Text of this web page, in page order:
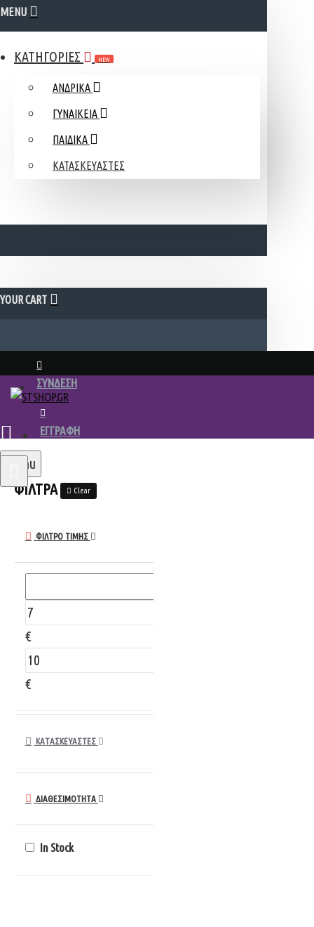
MENU
ΚΑΤΗΓΟΡΙΕΣ NEW
ΑΝΔΡΙΚΑ
ΓΥΝΑΙΚΕΙΑ
ΠΑΙΔΙΚΑ
ΚΑΤΑΣΚΕΥΑΣΤΕΣ
YOUR CART
ΣΥΝΔΕΣΗ
ΕΓΓΡΑΦΗ
Menu
ΦΙΛΤΡΑ Clear
ΦΊΛΤΡΟ ΤΙΜΉΣ
€
€
ΚΑΤΑΣΚΕΥΑΣΤΈΣ
ΔΙΑΘΈΣΙΜΌΤΗΤΑ
In Stock